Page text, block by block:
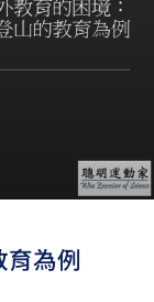
為例